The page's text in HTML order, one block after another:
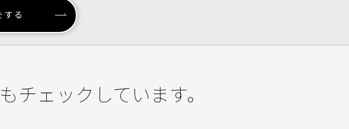
する
チェックしています。